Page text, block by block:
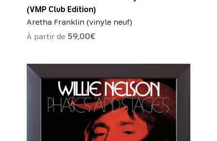
(VMP Club Edition)
Aretha Franklin (vinyle neuf)
À partir de 59,00€